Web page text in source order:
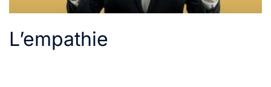
L’empathie